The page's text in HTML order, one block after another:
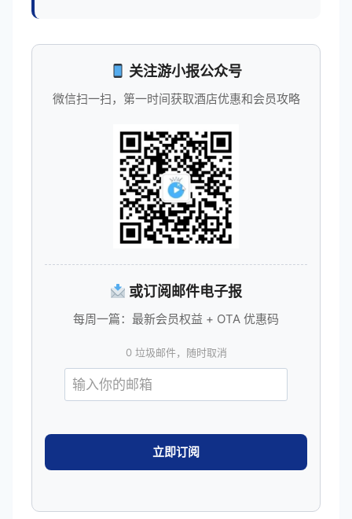
关注游小报公众号
微信扫一扫，第一时间获取酒店优惠和会员攻略
或订阅邮件电子报
每周一篇：最新会员权益 + OTA 优惠码
0 垃圾邮件，随时取消